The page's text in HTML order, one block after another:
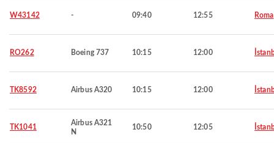
W43142 - 09:40 12:55 Roma
RO262 Boeing 737 10:15 12:00
TK8592 Airbus A320 10:15 12:00
TK1041
Airbus A321
N
10:50 12:05